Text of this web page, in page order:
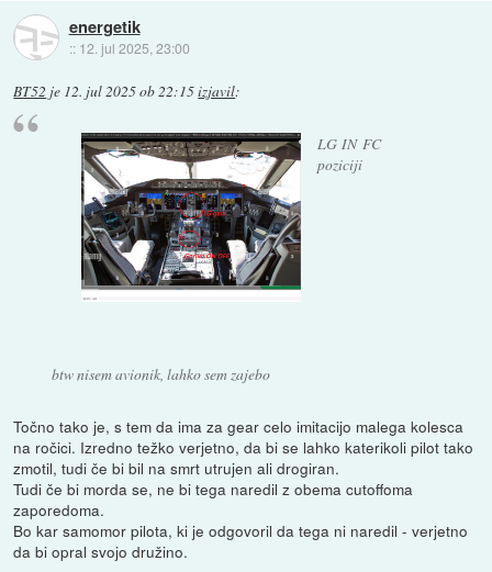
energetik
:: 12. jul 2025, 23:00
BT52 je 12. jul 2025 ob 22:15izjavil:
LG IN FC
poziciji
btw nisem avionik, lahko sem zajebo
Točno tako je, s tem da ima za gear celo imitacijo malega kolesca
na ročici. Izredno težko verjetno, da bi se lahko katerikoli pilot tako
zmotil, tudi če bi bil na smrt utrujen ali drogiran.
Tudi če bi morda se, ne bi tega naredil z obema cutoffoma
zaporedoma.
Bo kar samomor pilota, ki je odgovoril da tega ni naredil - verjetno
da bi opral svojo družino.